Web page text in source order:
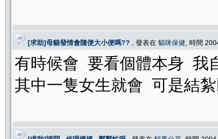
[求助]母貓發情會隨便大小便嗎?? , 發表在 貓咪保健 , 時間
有時候會 要看個體本身 我
其中一隻女生就會 可是結